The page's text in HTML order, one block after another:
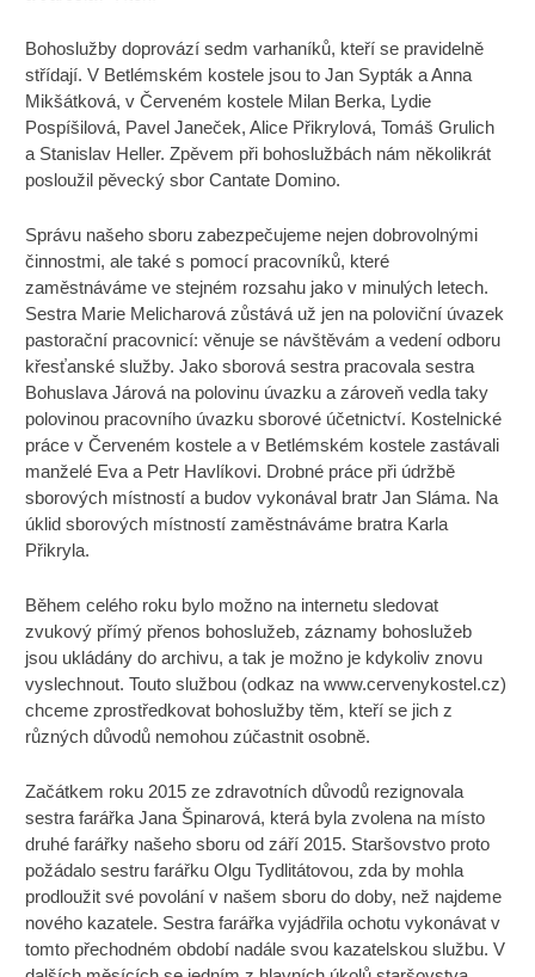
Bohoslužby doprovází sedm varhaníků, kteří se pravidelně
střídají. V Betlémském kostele jsou to Jan Sypták a Anna
Mikšátková, v Červeném kostele Milan Berka, Lydie
Pospíšilová, Pavel Janeček, Alice Přikrylová, Tomáš Grulich
a Stanislav Heller. Zpěvem při bohoslužbách nám několikrát
posloužil pěvecký sbor Cantate Domino.
Správu našeho sboru zabezpečujeme nejen dobrovolnými
činnostmi, ale také s pomocí pracovníků, které
zaměstnáváme ve stejném rozsahu jako v minulých letech.
Sestra Marie Melicharová zůstává už jen na poloviční úvazek
pastorační pracovnicí: věnuje se návštěvám a vedení odboru
křesťanské služby. Jako sborová sestra pracovala sestra
Bohuslava Járová na polovinu úvazku a zároveň vedla taky
polovinou pracovního úvazku sborové účetnictví. Kostelnické
práce v Červeném kostele a v Betlémském kostele zastávali
manželé Eva a Petr Havlíkovi. Drobné práce při údržbě
sborových místností a budov vykonával bratr Jan Sláma. Na
úklid sborových místností zaměstnáváme bratra Karla
Přikryla.
Během celého roku bylo možno na internetu sledovat
zvukový přímý přenos bohoslužeb, záznamy bohoslužeb
jsou ukládány do archivu, a tak je možno je kdykoliv znovu
vyslechnout. Touto službou (odkaz na www.cervenykostel.cz)
chceme zprostředkovat bohoslužby těm, kteří se jich z
různých důvodů nemohou zúčastnit osobně.
Začátkem roku 2015 ze zdravotních důvodů rezignovala
sestra farářka Jana Špinarová, která byla zvolena na místo
druhé farářky našeho sboru od září 2015. Staršovstvo proto
požádalo sestru farářku Olgu Tydlitátovou, zda by mohla
prodloužit své povolání v našem sboru do doby, než najdeme
nového kazatele. Sestra farářka vyjádřila ochotu vykonávat v
tomto přechodném období nadále svou kazatelskou službu. V